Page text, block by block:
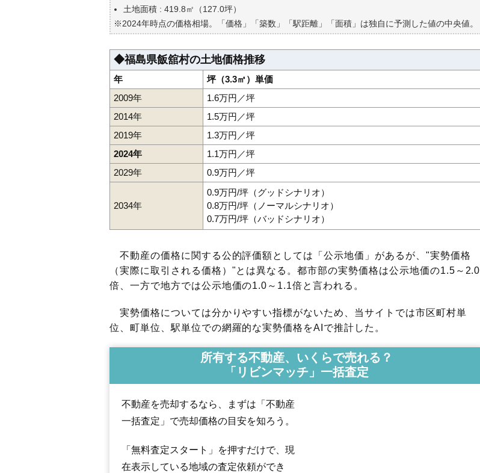
土地面積 : 419.8㎡（127.0坪）
※2024年時点の価格相場。「価格」「築数」「駅距離」「面積」は独自に予測した値の中央値。
◆福島県飯舘村の土地価格推移
年
坪（3.3㎡）単価
2009年
1.6万円／坪
2014年
1.5万円／坪
2019年
1.3万円／坪
2024年
1.1万円／坪
2029年
0.9万円／坪
2034年
0.9万円/坪（グッドシナリオ）
0.8万円/坪（ノーマルシナリオ）
0.7万円/坪（バッドシナリオ）
不動産の価格に関する公的評価額としては「公示地価」があるが、"実勢価格
（実際に取引される価格）"とは異なる。都市部の実勢価格は公示地価の1.5～2.0
倍、一方で地方では公示地価の1.0～1.1倍と言われる。
実勢価格については分かりやすい指標がないため、当サイトでは市区町村単
位、町単位、駅単位での網羅的な実勢価格をAIで推計した。
所有する不動産、いくらで売れる？
「リビンマッチ」一括査定
不動産を売却するなら、まずは「不動産
一括査定」で売却価格の目安を知ろう。
「無料査定スタート」を押すだけで、現
在表示している地域の査定依頼ができ